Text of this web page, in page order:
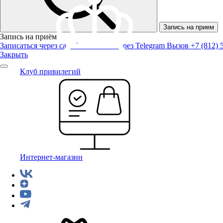
Запись на прием
Запись на приём
Записаться через сайт Записаться через Telegram Вызов +7 (812)
Закрыть
Клуб привилегий
Интернет-магазин